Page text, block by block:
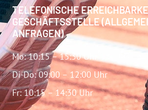
TELEFONISCHE
GESCHÄFTSSTELLE
ANFRAGEN)
Mo: 10:15 – 15:30 Uhr
Di-Do: 09:00 – 12:00 Uhr
Fr: 10:15 – 14:30 Uhr